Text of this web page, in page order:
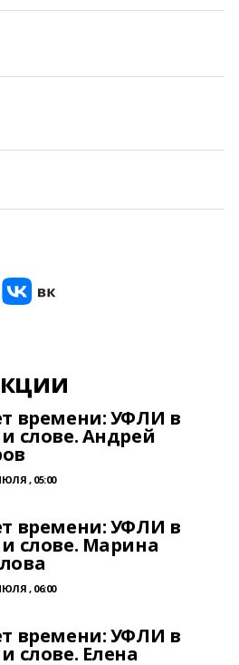
времени: УФЛИ в
слове. Андрей
, 05:00
времени: УФЛИ в
слове. Марина
, 06:00
времени: УФЛИ в
слове. Елена